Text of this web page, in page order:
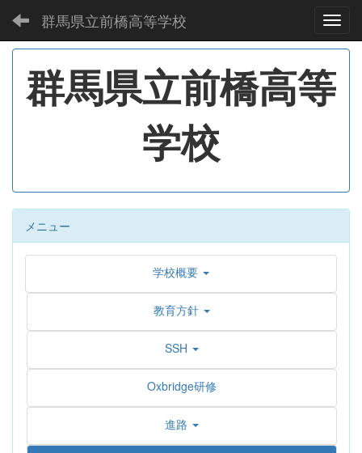
群馬県立前橋高等学校
群馬県立前橋高等
学校
メニュー
学校概要
教育方針
SSH
Oxbridge研修
進路